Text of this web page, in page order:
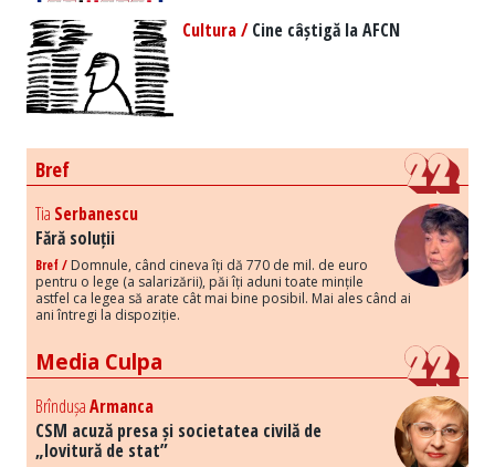
Cultura /Cine câștigă la AFCN
Bref
Tia Serbanescu
Fără soluții
Bref / Domnule, când cineva îți dă 770 de mil. de euro
pentru o lege (a salarizării), păi îți aduni toate mințile
astfel ca legea să arate cât mai bine posibil. Mai ales când ai
ani întregi la dispoziție.
Media Culpa
BrîndușaArmanca
CSM acuză presa și societatea civilă de
„lovitură de stat”